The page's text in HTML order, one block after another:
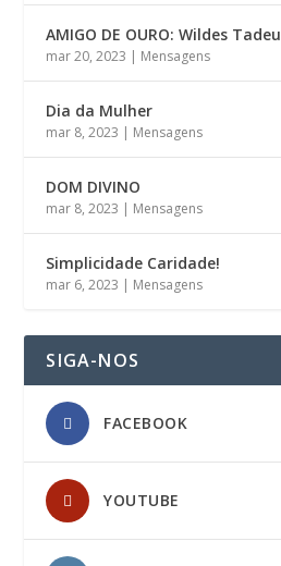
AMIGO DE OURO: Wildes Tadeu
mar 20, 2023 | Mensagens
Dia da Mulher
mar 8, 2023 | Mensagens
DOM DIVINO
mar 8, 2023 | Mensagens
Simplicidade Caridade!
mar 6, 2023 | Mensagens
SIGA-NOS
FACEBOOK
YOUTUBE